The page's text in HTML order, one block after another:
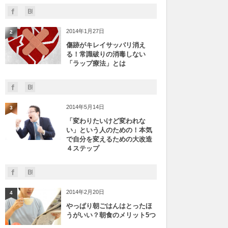
2 2014年1月27日
傷跡がキレイサッパリ消え
る！常識破りの消毒しない
「ラップ療法」とは
3 2014年5月14日
「変わりたいけど変われな
い」という人のための！本気
で自分を変えるための大改造
４ステップ
4 2014年2月20日
やっぱり朝ごはんはとったほ
うがいい？朝食のメリット5つ